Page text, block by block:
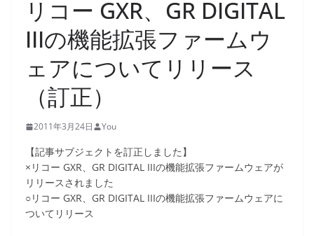
リコー GXR、GR DIGITAL
IIIの機能拡張ファームウ
ェアについてリリース
（訂正）
2011年3月24日 You
【記事サブジェクトを訂正しました】
×リコー GXR、GR DIGITAL IIIの機能拡張ファームウェアが
リリースされました
○リコー GXR、GR DIGITAL IIIの機能拡張ファームウェアに
ついてリリース